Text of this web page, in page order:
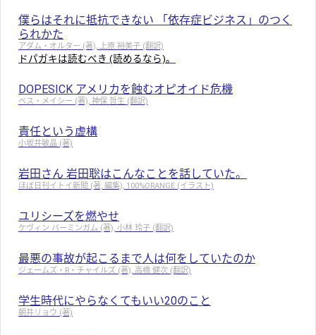
僕らはそれに抵抗できない 「依存症ビジネス」のつく
られかた
アダム・オルター (著), 上原 裕美子 (翻訳)
ドパガキは読むべき (読めるなら)。
DOPESICK アメリカを蝕むオピオイド危機
ベス・メイシー (著), 神保 哲生 (翻訳)
責任という虚構
小坂井敏晶 (著)
岩田さん 岩田聡はこんなことを話していた。
ほぼ日刊イトイ新聞 (著, 編集), 100%ORANGE (イラスト)
ユリシーズを燃やせ
ケヴィン バーミンガム (著), 小林 玲子 (翻訳)
最悪の事故が起こるまで人は何をしていたのか
ジェームズ・R・チャイルズ (著), 高橋 健次 (翻訳)
学生時代にやらなくてもいい20のこと
朝井リョウ (著)